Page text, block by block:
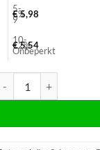
5-
9
5%
€5,98
10-
Onbeperkt
12%
€5,54